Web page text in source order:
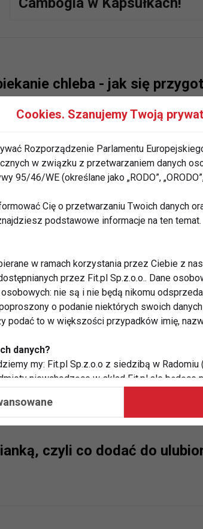
chleba - jak się
i elegancja w jednym.
z borówkami i gorzką
grubsi?
czyli co dodać do
Cookies. Szanujemy Twoją
Rozporządzenie Parlamentu
w związku z przetwarzaniem danych
95/46/WE (określane jako „RODO”,
Cię o przetwarzaniu Twoich danych
podstawowe informacje na ten temat.
w ramach korzystania przez Ciebie z
przez Fit.pl Sp.z.o.o.. Dane
nie są i nie będą nikomu
o podanie niektórych swoich
podać to w większości przypadków imię,
danych?
my: Fit.pl Sp.z.o.o z siedzibą w
niewchodzące w skład Fit.pl ale będące
w tym tematykę ukazujących się tam
usług, w tym aby wykryć ewentualne boty,